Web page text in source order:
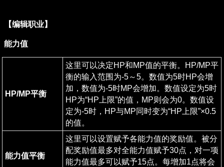
【编辑职业】
能力值
HP/MP平衡
这里可以决定HP和MP值的平衡。HP/MP平
衡的输入范围为-5～5。数值为5时HP会增
加，数值为-5时MP会增加。数值设定为5时
HP为“HP上限”的值，MP则会为0。数值设
定为-5时，HP与MP同时变为“HP上限”×0.5
的值。
能力值平衡
这里可以设置赋予各能力值的奖励值。被分
配奖励值最多对全能力值赋予30点，对一项
能力值最多可以赋予15点。每增加1点将会